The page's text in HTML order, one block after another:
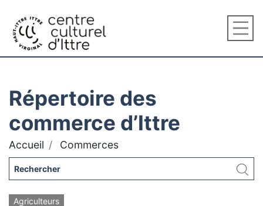
Répertoire des
commerce d’Ittre
Accueil Commerces
Agriculteurs